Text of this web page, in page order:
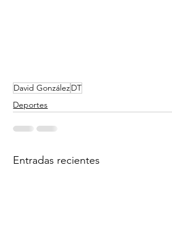
David GonzálezDT
Deportes
Entradas recientes